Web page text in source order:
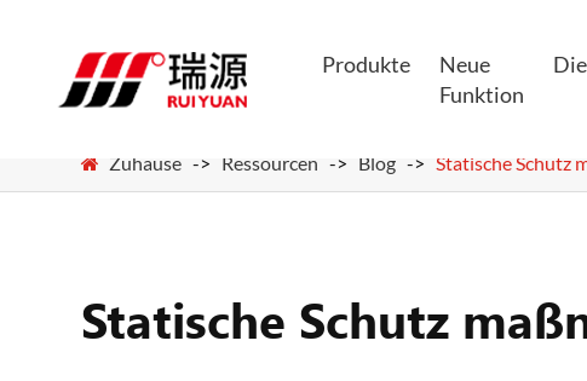
Produkte
Neue
Funktion
Zuhause Ressourcen Blog Statische Schutz
Statische Schutz